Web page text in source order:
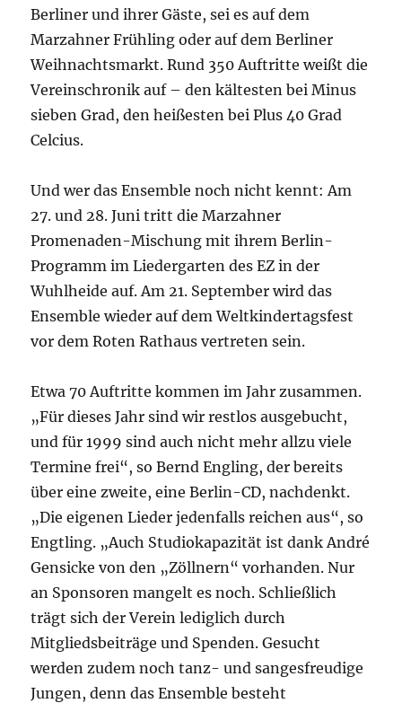
Berliner und ihrer Gäste, sei es auf dem
Marzahner Frühling oder auf dem Berliner
Weihnachtsmarkt. Rund 350 Auftritte weißt die
Vereinschronik auf – den kältesten bei Minus
sieben Grad, den heißesten bei Plus 40 Grad
Celcius.
Und wer das Ensemble noch nicht kennt: Am
27. und 28. Juni tritt die Marzahner
Promenaden-Mischung mit ihrem Berlin-
Programm im Liedergarten des EZ in der
Wuhlheide auf. Am 21. September wird das
Ensemble wieder auf dem Weltkindertagsfest
vor dem Roten Rathaus vertreten sein.
Etwa 70 Auftritte kommen im Jahr zusammen.
„Für dieses Jahr sind wir restlos ausgebucht,
und für 1999 sind auch nicht mehr allzu viele
Termine frei“, so Bernd Engling, der bereits
über eine zweite, eine Berlin-CD, nachdenkt.
„Die eigenen Lieder jedenfalls reichen aus“, so
Engtling. „Auch Studiokapazität ist dank André
Gensicke von den „Zöllnern“ vorhanden. Nur
an Sponsoren mangelt es noch. Schließlich
trägt sich der Verein lediglich durch
Mitgliedsbeiträge und Spenden. Gesucht
werden zudem noch tanz- und sangesfreudige
Jungen, denn das Ensemble besteht